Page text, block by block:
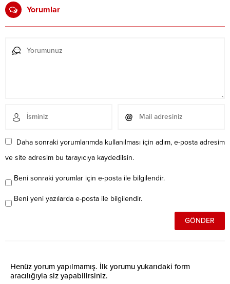
Yorumlar
Daha sonraki yorumlarımda kullanılması için adım, e-posta adresim
ve site adresim bu tarayıcıya kaydedilsin.
Beni sonraki yorumlar için e-posta ile bilgilendir.
Beni yeni yazılarda e-posta ile bilgilendir.
Henüz yorum yapılmamış. İlk yorumu yukarıdaki form
aracılığıyla siz yapabilirsiniz.